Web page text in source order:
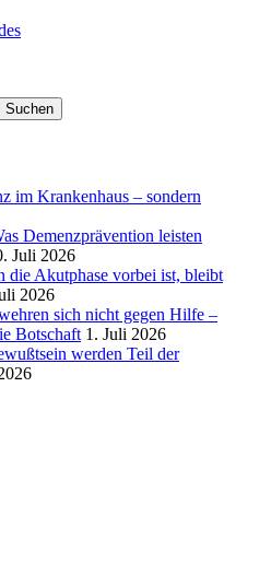
im Krankenhaus – sondern
Demenzprävention leisten
Juli 2026
die Akutphase vorbei ist, bleibt
2026
sich nicht gegen Hilfe –
Botschaft 1. Juli 2026
werden Teil der